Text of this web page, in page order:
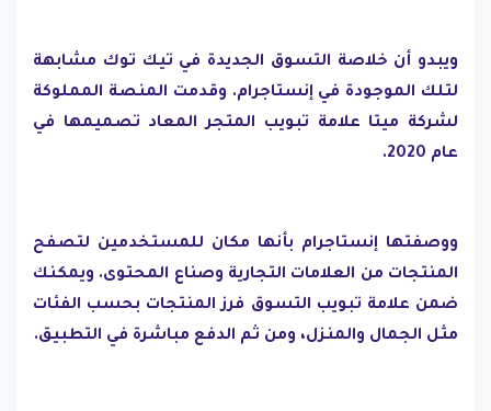
ويبدو أن خلاصة التسوق الجديدة في تيك توك مشابهة
لتلك الموجودة في إنستاجرام. وقدمت المنصة المملوكة
لشركة ميتا علامة تبويب المتجر المعاد تصميمها في
عام 2020.
ووصفتها إنستاجرام بأنها مكان للمستخدمين لتصفح
المنتجات من العلامات التجارية وصناع المحتوى. ويمكنك
ضمن علامة تبويب التسوق فرز المنتجات بحسب الفئات
مثل الجمال والمنزل، ومن ثم الدفع مباشرة في التطبيق.